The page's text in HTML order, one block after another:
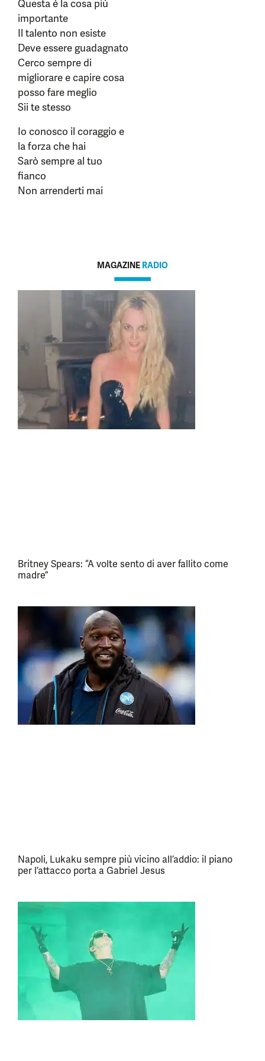
Questa è la cosa più
importante
Il talento non esiste
Deve essere guadagnato
Cerco sempre di
migliorare e capire cosa
posso fare meglio
Sii te stesso
Io conosco il coraggio e
la forza che hai
Sarò sempre al tuo
fianco
Non arrenderti mai
MAGAZINE RADIO
Britney Spears: “A volte sento di aver fallito come
madre”
Napoli, Lukaku sempre più vicino all’addio: il piano
per l’attacco porta a Gabriel Jesus